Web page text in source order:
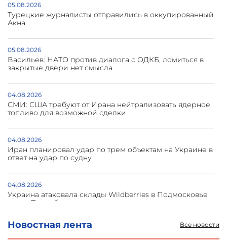
Новостная лента Все новости
05.08.2026
Турецкие журналисты отправились в оккупированный
Акна
05.08.2026
Васильев: НАТО против диалога с ОДКБ, ломиться в
закрытые двери нет смысла
04.08.2026
СМИ: США требуют от Ирана нейтрализовать ядерное
топливо для возможной сделки
04.08.2026
Иран планировал удар по трем объектам на Украине в
ответ на удар по судну
04.08.2026
Украина атаковала склады Wildberries в Подмосковье
и под Петербургом
03.08.2026